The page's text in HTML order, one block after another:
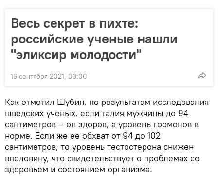
Весь секрет в пихте:
российские ученые нашли
"эликсир молодости"
16 сентября 2021, 03:00
Как отметил Шубин, по результатам исследования
шведских ученых, если талия мужчины до 94
сантиметров – он здоров, а уровень гормонов в
норме. Если же ее обхват от 94 до 102
сантиметров, то уровень тестостерона снижен
вполовину, что свидетельствует о проблемах со
здоровьем и состоянием организма.